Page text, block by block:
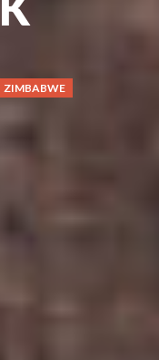
ZIMBABWE